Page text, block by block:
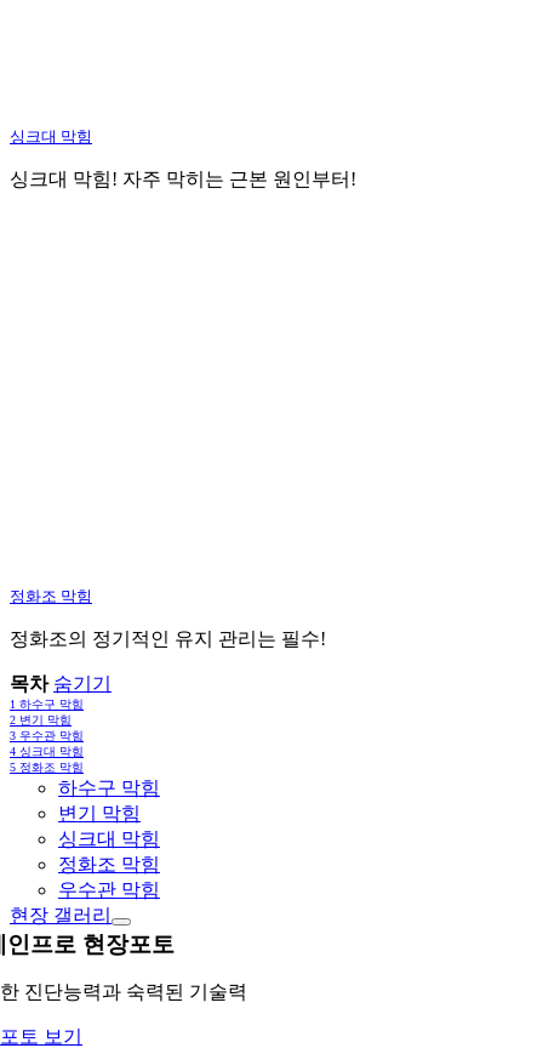
싱크대 막힘
싱크대 막힘! 자주 막히는 근본 원인부터!
정화조 막힘
정화조의 정기적인 유지 관리는 필수!
목차 숨기기
1 하수구 막힘
2 변기 막힘
3 우수관 막힘
4 싱크대 막힘
5 정화조 막힘
하수구 막힘
변기 막힘
싱크대 막힘
정화조 막힘
우수관 막힘
현장 갤러리
인프로 현장포토
진단능력과 숙력된 기술력
토 보기